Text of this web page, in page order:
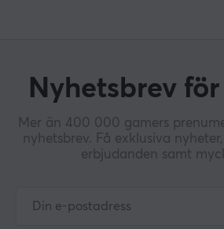
Nyhetsbrev
Mer än 400 000 gamers
nyhetsbrev. Få exklusiva
erbjudanden samt